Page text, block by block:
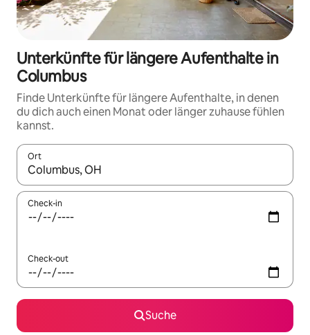
Unterkünfte für längere Aufenthalte in
Columbus
Finde Unterkünfte für längere Aufenthalte, in denen
du dich auch einen Monat oder länger zuhause fühlen
kannst.
Ort
Wenn Ergebnisse verfügbar sind, navigiere mit den
Check-in
Check-out
Suche